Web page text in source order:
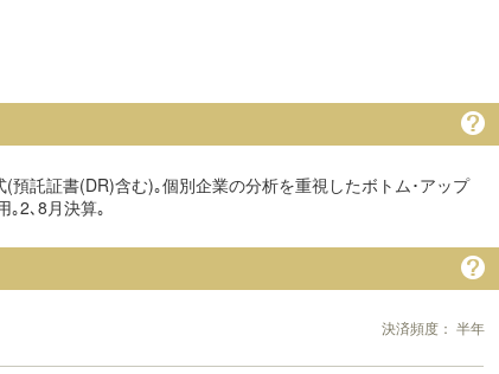
託証書(DR)含む)｡個別企業の分析を重視したボトム･アップ
｡2､8月決算｡
決済頻度： 半年